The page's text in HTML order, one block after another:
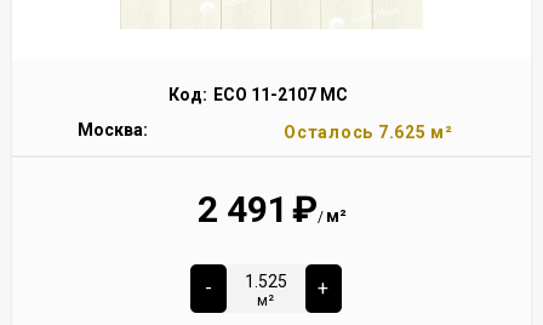
Код: ECO 11-2107 MC
Москва:
Осталось 7.625 м²
2 491 ₽/ м²
-
м²
+